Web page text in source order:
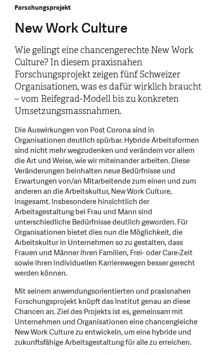
Forschungsprojekt
New Work Culture
Wie gelingt eine chancengerechte New Work
Culture? In diesem praxisnahen
Forschungsprojekt zeigen fünf Schweizer
Organisationen, was es dafür wirklich braucht
– vom Reifegrad-Modell bis zu konkreten
Umsetzungsmassnahmen.
Die Auswirkungen von Post Corona sind in
Organisationen deutlich spürbar. Hybride Arbeitsformen
sind nicht mehr wegzudenken und verändern vor allem
die Art und Weise, wie wir miteinander arbeiten. Diese
Veränderungen beinhalten neue Bedürfnisse und
Erwartungen von/an Mitarbeitende zum einen und zum
anderen an die Arbeitskultur, New Work Culture,
insgesamt. Insbesondere hinsichtlich der
Arbeitsgestaltung bei Frau und Mann sind
unterschiedliche Bedürfnisse deutlich geworden. Für
Organisationen bietet dies nun die Möglichkeit, die
Arbeitskultur in Unternehmen so zu gestalten, dass
Frauen und Männer ihren Familien, Frei- oder Care-Zeit
sowie ihren individuellen Karrierewegen besser gerecht
werden können.
Mit seinem anwendungsorientierten und praxisnahen
Forschungsprojekt knüpft das Institut genau an diese
Chancen an. Ziel des Projekts ist es, gemeinsam mit
Unternehmen und Organisationen eine chancengleiche
New Work Culture zu entwickeln, um eine hybride und
zukunftsfähige Arbeitsgestaltung für alle zu erreichen.